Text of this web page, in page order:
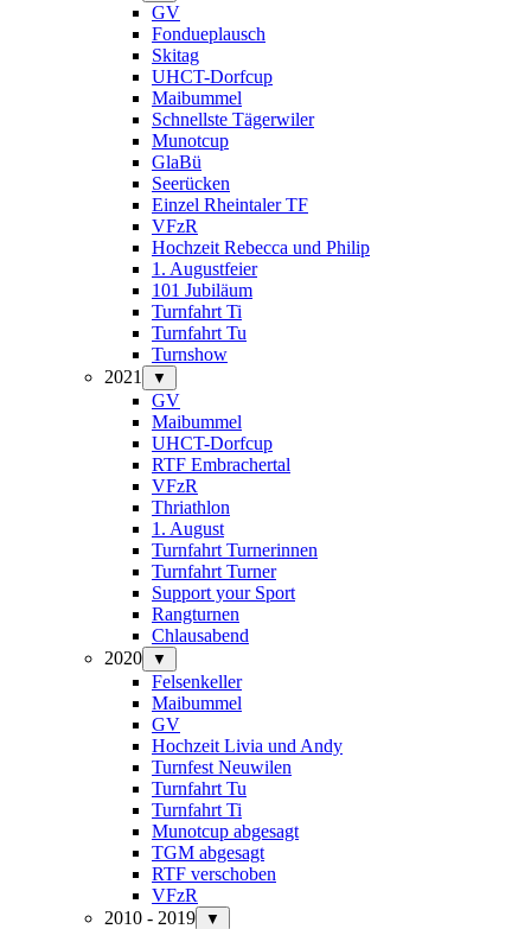
GV
Fondueplausch
Skitag
UHCT-Dorfcup
Maibummel
Schnellste Tägerwiler
Munotcup
GlaBü
Seerücken
Einzel Rheintaler TF
VFzR
Hochzeit Rebecca und Philip
1. Augustfeier
101 Jubiläum
Turnfahrt Ti
Turnfahrt Tu
Turnshow
2021
▼
GV
Maibummel
UHCT-Dorfcup
RTF Embrachertal
VFzR
Thriathlon
1. August
Turnfahrt Turnerinnen
Turnfahrt Turner
Support your Sport
Rangturnen
Chlausabend
2020
▼
Felsenkeller
Maibummel
GV
Hochzeit Livia und Andy
Turnfest Neuwilen
Turnfahrt Tu
Turnfahrt Ti
Munotcup abgesagt
TGM abgesagt
RTF verschoben
VFzR
2010 - 2019
▼